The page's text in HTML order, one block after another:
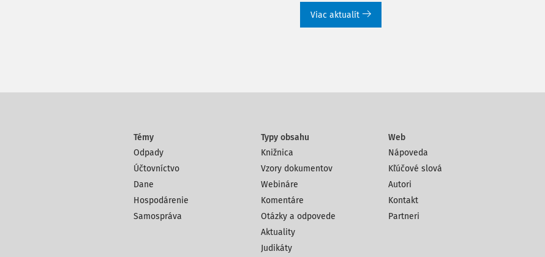
Viac aktualít
Témy
Odpady
Účtovníctvo
Dane
Hospodárenie
Samospráva
Typy obsahu
Knižnica
Vzory dokumentov
Webináre
Komentáre
Otázky a odpovede
Aktuality
Judikáty
Web
Nápoveda
Kľúčové slová
Autori
Kontakt
Partneri